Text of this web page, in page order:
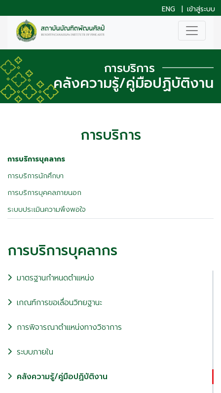
ENG | เข้าสู่ระบบ
การบริการ
คลังความรู้/คู่มือปฏิบัติงาน
การบริการ
การบริการบุคลากร
การบริการนักศึกษา
การบริการบุคคลภายนอก
ระบบประเมินความพึงพอใจ
การบริการบุคลากร
มาตรฐานกำหนดตำแหน่ง
เกณฑ์การขอเลื่อนวิทยฐานะ
การพิจารณาตำแหน่งทางวิชาการ
ระบบภายใน
คลังความรู้/คู่มือปฏิบัติงาน